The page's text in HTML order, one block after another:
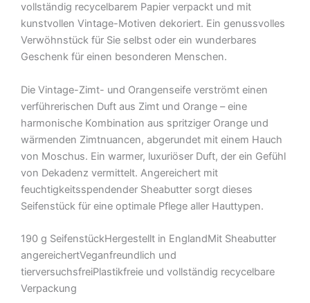
vollständig recycelbarem Papier verpackt und mit
kunstvollen Vintage-Motiven dekoriert. Ein genussvolles
Verwöhnstück für Sie selbst oder ein wunderbares
Geschenk für einen besonderen Menschen.
Die Vintage-Zimt- und Orangenseife verströmt einen
verführerischen Duft aus Zimt und Orange – eine
harmonische Kombination aus spritziger Orange und
wärmenden Zimtnuancen, abgerundet mit einem Hauch
von Moschus. Ein warmer, luxuriöser Duft, der ein Gefühl
von Dekadenz vermittelt. Angereichert mit
feuchtigkeitsspendender Sheabutter sorgt dieses
Seifenstück für eine optimale Pflege aller Hauttypen.
190 g SeifenstückHergestellt in EnglandMit Sheabutter
angereichertVeganfreundlich und
tierversuchsfreiPlastikfreie und vollständig recycelbare
Verpackung